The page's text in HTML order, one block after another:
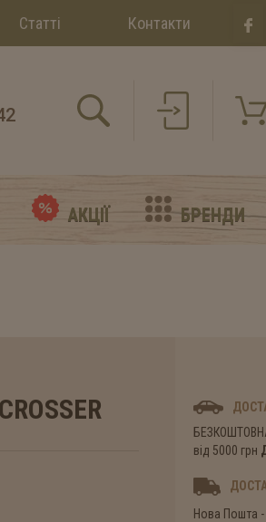
Статті Контакти
АКЦІЇ БРЕНДИ
від 5000 грн
Нова Пошта